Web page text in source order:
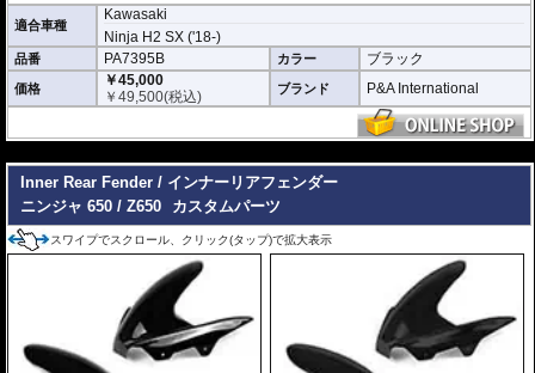
適合車種
Kawasaki
Ninja H2 SX ('18-)
品番 PA7395B カラー ブラック
価格
￥45,000
￥49,500(税込) ブランド P&A International
Inner Rear Fender / インナーリアフェンダー
ニンジャ 650 / Z650
カスタムパーツ
スワイプでスクロール、クリック(タップ)で拡大表示